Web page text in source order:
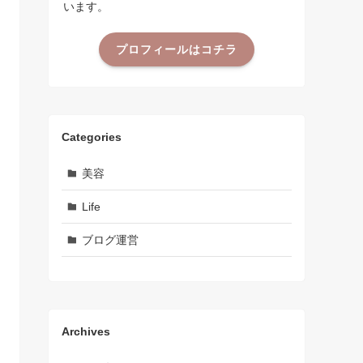
います。
プロフィールはコチラ
Categories
美容
Life
ブログ運営
Archives